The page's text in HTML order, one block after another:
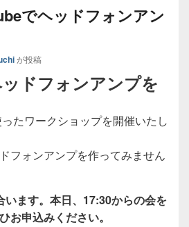
でヘッドフォンアン
が投稿
ドフォンアンプを
たワークショップを開催いたし
フォンアンプを作ってみません
ます。本日、17:30からの会を
お申込みください。